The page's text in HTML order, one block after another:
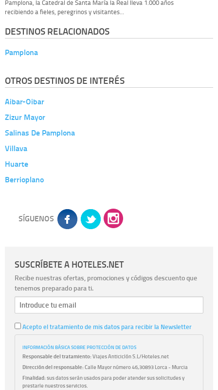
Pamplona, la Catedral de Santa María la Real lleva 1.000 años
recibiendo a fieles, peregrinos y visitantes...
DESTINOS RELACIONADOS
Pamplona
OTROS DESTINOS DE INTERÉS
Aibar-Oibar
Zizur Mayor
Salinas De Pamplona
Villava
Huarte
Berrioplano
SÍGUENOS
SUSCRÍBETE A HOTELES.NET
Recibe nuestras ofertas, promociones y códigos descuento que
tenemos preparado para ti.
Acepto el tratamiento de mis datos para recibir la Newsletter
INFORMACIÓN BÁSICA SOBRE PROTECCIÓN DE DATOS
Responsable del tratamiento:Viajes Anticiclón S.L/Hoteles.net
Dirección del responsable:Calle Mayor número 46,30893 Lorca - Murcia
Finalidad:sus datos serán usados para poder atender sus solicitudes y
prestarle nuestros servicios.